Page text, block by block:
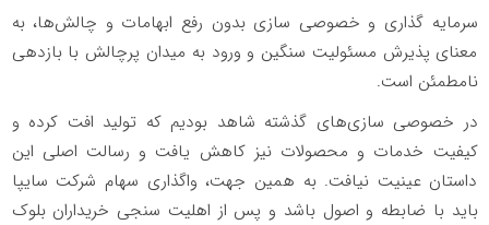
سرمایه گذاری و خصوصی سازی بدون رفع ابهامات و چالش‌ها، به
معنای پذیرش مسئولیت سنگین و ورود به میدان پرچالش با بازدهی
نامطمئن است.
در خصوصی سازی‌های گذشته شاهد بودیم که تولید افت کرده و
کیفیت خدمات و محصولات نیز کاهش یافت و رسالت اصلی این
داستان عینیت نیافت. به همین جهت، واگذاری سهام شرکت سایپا
باید با ضابطه و اصول باشد و پس از اهلیت سنجی خریداران بلوک